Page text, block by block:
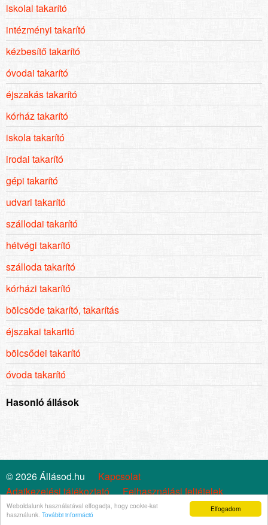
Elfogadom
Weboldalunk használatával elfogadja, hogy cookie-kat
használunk. További információ
iskolai takarító
intézményi takarító
kézbesítő takarító
óvodai takarító
éjszakás takarító
kórház takarító
iskola takarító
irodai takarító
gépi takarító
udvari takarító
szállodai takarító
hétvégi takarító
szálloda takarító
kórházi takarító
bölcsöde takarító, takarítás
éjszakai takaritó
bölcsődei takarító
óvoda takarító
Hasonló állások
© 2026 Állásod.hu
Kapcsolat
Adatkezelési tájékoztató
Felhasználási feltételek
Cookie szabályzat
Impresszum Állástrend